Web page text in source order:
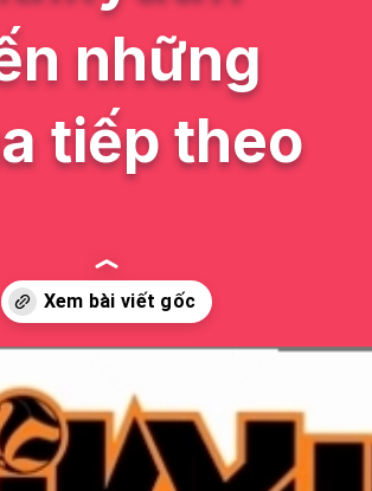
những
tiếp theo
issiloo.edu.vn/bong-chuyen-anime